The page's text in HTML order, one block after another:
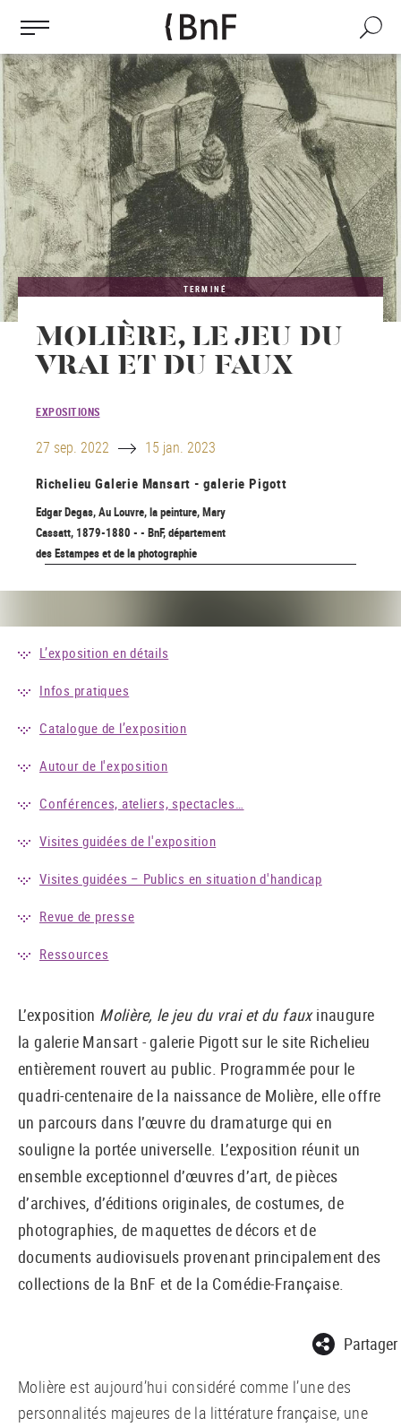
contenu
principal
Recherche
TERMINÉ
MOLIÈRE, LE JEU DU
VRAI ET DU FAUX
EXPOSITIONS
27 sep. 2022 Until 15 jan. 2023
Richelieu Galerie Mansart - galerie Pigott
Edgar Degas, Au Louvre, la peinture, Mary
Cassatt, 1879-1880 - - BnF, département
des Estampes et de la photographie
L’exposition en détails
Infos pratiques
Catalogue de l’exposition
Autour de l'exposition
Conférences, ateliers, spectacles…
Visites guidées de l'exposition
Visites guidées – Publics en situation d'handicap
Revue de presse
Ressources
L’exposition Molière, le jeu du vrai et du fauxinaugure
la galerie Mansart - galerie Pigott sur le site Richelieu
entièrement rouvert au public. Programmée pour le
quadri-centenaire de la naissance de Molière, elle offre
un parcours dans l’œuvre du dramaturge qui en
souligne la portée universelle. L’exposition réunit un
ensemble exceptionnel d’œuvres d’art, de pièces
d’archives, d’éditions originales, de costumes, de
photographies, de maquettes de décors et de
documents audiovisuels provenant principalement des
collections de la BnF et de la Comédie-Française.
Partager
Molière est aujourd’hui considéré comme l’une des
personnalités majeures de la littérature française, une